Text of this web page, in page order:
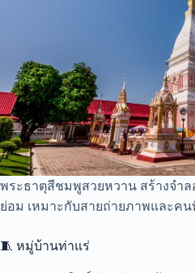
พระธาตุสีชมพูสวยหวาน สร้างจำ
ย่อม เหมาะกับสายถ่ายภาพและค
🧵 หมู่บ้านท่าแร่